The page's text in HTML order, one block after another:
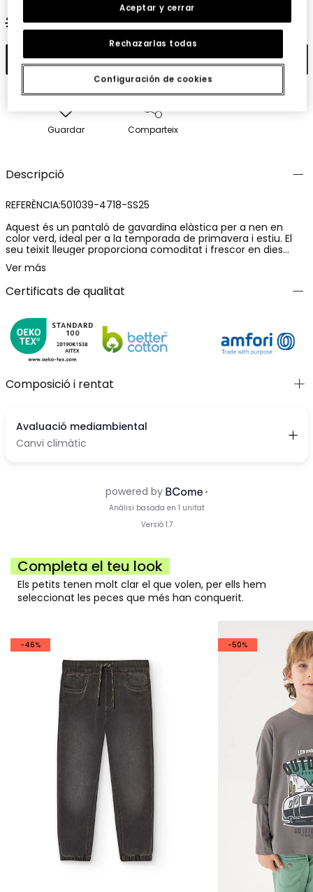
29,95 € 17,95 €
Afegir
Guardar Comparteix
Descripció
REFERÈNCIA:501039-4718-SS25
Aquest és un pantaló de gavardina elàstica per a nen en
color verd, ideal per a la temporada de primavera i estiu. El
seu teixit lleuger proporciona comoditat i frescor en dies
càlids. El disseny inclou diversos butxaques, afegint un toc de
funcionalitat i estil. Està disponible en talles per a nens de 4 a
16 anys. Aquest pantaló és versàtil i combina a la perfecció
amb samarretes i dessuadores, sent una excel·lent opció per
Ver más
Certificats de qualitat
Composició i rentat
Completa el teu look
Els petits tenen molt clar el que volen, per ells hem
seleccionat les peces que més han conquerit.
-46% -50%
Configuración de cookies
Rechazarlas todas
Aceptar y cerrar